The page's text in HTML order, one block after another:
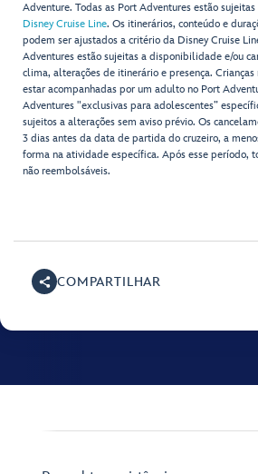
Adventure. Todas as Port Adventures estão
Disney Cruise Line. Os itinerários, conteúdo e
podem ser ajustados a critério da Disney Cruise
Adventures estão sujeitas a disponibilidade e/ou
clima, alterações de itinerário e presença. Crianças
estar acompanhadas por um adulto no Port
Adventures "exclusivas para adolescentes”
sujeitos a alterações sem aviso prévio. Os
3 dias antes da data de partida do cruzeiro, a
forma na atividade específica. Após esse período,
não reembolsáveis.
COMPARTILHAR